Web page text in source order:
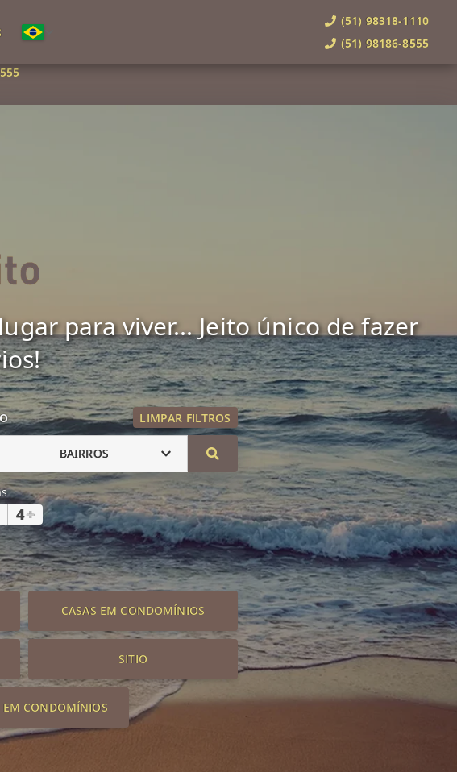
(51) 98318-1110
(51) 98186-8555
para viver... Jeito único de fazer
LIMPAR FILTROS
BAIRROS
4+
CASAS EM CONDOMÍNIOS
SITIO
EM CONDOMÍNIOS